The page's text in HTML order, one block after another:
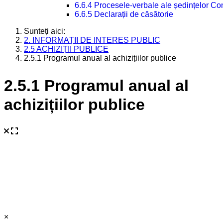
6.6.4 Procesele-verbale ale ședințelor
6.6.5 Declarații de căsătorie
Sunteți aici:
2. INFORMAȚII DE INTERES PUBLIC
2.5 ACHIZIȚII PUBLICE
2.5.1 Programul anual al achizițiilor publice
2.5.1 Programul anual al
achizițiilor publice
×